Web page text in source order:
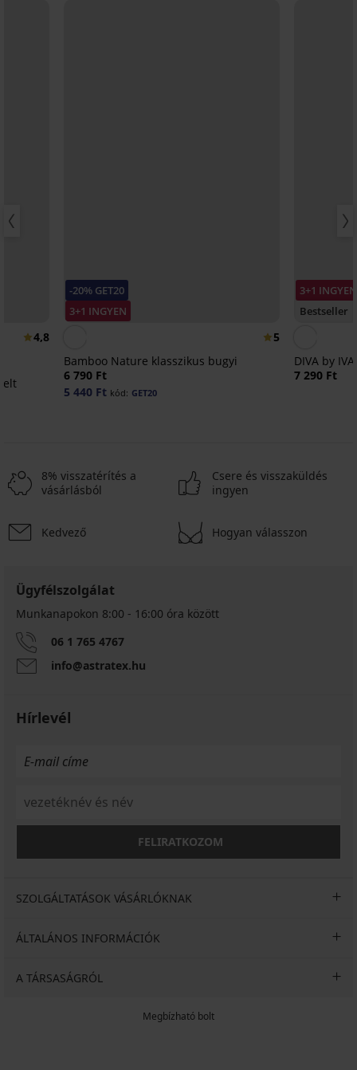
4,8
-20% GET20
3+1 INGYEN
5
Bamboo Nature klasszikus bugyi
6 790 Ft
5 440 Ft kód: GET20
3+1 INGYEN
Bestseller
DIVA by
7 290 Ft
8% visszatérítés a
vásárlásból
Csere és visszaküldés
ingyen
Kedvező Hogyan válasszon
Ügyfélszolgálat
Munkanapokon 8:00 - 16:00 óra között
06 1 765 4767
info@astratex.hu
Hírlevél
FELIRATKOZOM
SZOLGÁLTATÁSOK VÁSÁRLÓKNAK
ÁLTALÁNOS INFORMÁCIÓK
A TÁRSASÁGRÓL
Megbízható bolt